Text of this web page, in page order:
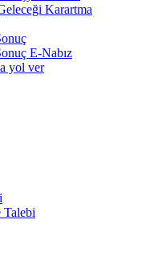
Karartma
E-Nabız
yol ver
Talebi